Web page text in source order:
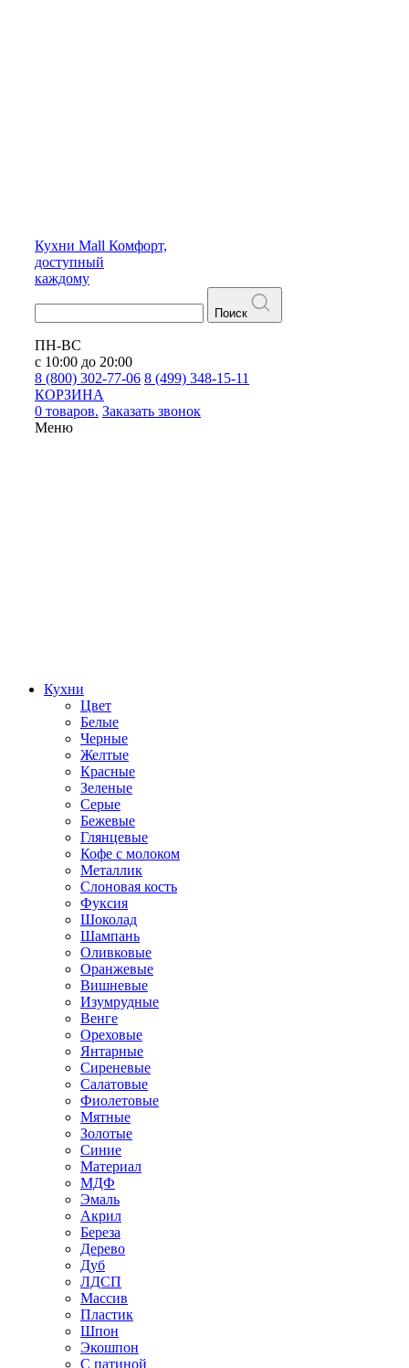
Кухни Mall Комфорт,
доступный
каждому
Поиск
ПН-ВС
с 10:00 до 20:00
8 (800) 302-77-06 8 (499) 348-15-11
КОРЗИНА
0 товаров. Заказать звонок
Меню
Кухни
Цвет
Белые
Черные
Желтые
Красные
Зеленые
Серые
Бежевые
Глянцевые
Кофе с молоком
Металлик
Слоновая кость
Фуксия
Шоколад
Шампань
Оливковые
Оранжевые
Вишневые
Изумрудные
Венге
Ореховые
Янтарные
Сиреневые
Салатовые
Фиолетовые
Мятные
Золотые
Синие
Материал
МДФ
Эмаль
Акрил
Береза
Дерево
Дуб
ЛДСП
Массив
Пластик
Шпон
Экошпон
С патиной